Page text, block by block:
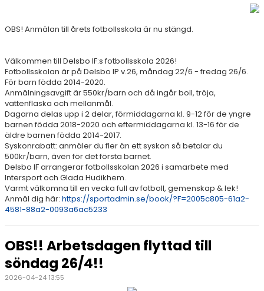
OBS! Anmälan till årets fotbollsskola är nu stängd.
Välkommen till Delsbo IF:s fotbollsskola 2026!
Fotbollsskolan är på Delsbo IP v.26, måndag 22/6 - fredag 26/6.
För barn födda 2014-2020.
Anmälningsavgift är 550kr/barn och då ingår boll, tröja,
vattenflaska och mellanmål.
Dagarna delas upp i 2 delar, förmiddagarna kl. 9-12 för de yngre
barnen födda 2018-2020 och eftermiddagarna kl. 13-16 för de
äldre barnen födda 2014-2017.
Syskonrabatt: anmäler du fler än ett syskon så betalar du
500kr/barn, även för det första barnet.
Delsbo IF arrangerar fotbollsskolan 2026 i samarbete med
Intersport och Glada Hudikhem.
Varmt välkomna till en vecka full av fotboll, gemenskap & lek!
Anmäl dig här: https://sportadmin.se/book/?F=2005c805-61a2-
4581-88a2-0093a6ac5233
OBS!! Arbetsdagen flyttad till
söndag 26/4!!
2026-04-24 13:55